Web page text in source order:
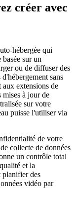
créer avec
hébergée qui
sur un
ou de diffuser des
sans
extensions de
mises à jour de
sur votre
puisse l'utiliser via
de votre
collecte de données
un contrôle total
et la
planifier des
vidéo par